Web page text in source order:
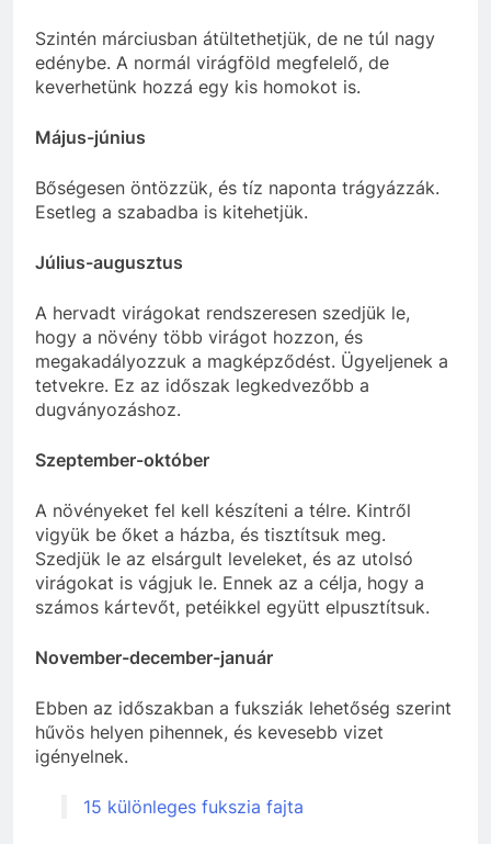
Szintén márciusban átültethetjük, de ne túl nagy
edénybe. A normál virágföld megfelelő, de
keverhetünk hozzá egy kis homokot is.
Május-június
Bőségesen öntözzük, és tíz naponta trágyázzák.
Esetleg a szabadba is kitehetjük.
Július-augusztus
A hervadt virágokat rendszeresen szedjük le,
hogy a növény több virágot hozzon, és
megakadályozzuk a magképződést. Ügyeljenek a
tetvekre. Ez az időszak legkedvezőbb a
dugványozáshoz.
Szeptember-október
A növényeket fel kell készíteni a télre. Kintről
vigyük be őket a házba, és tisztítsuk meg.
Szedjük le az elsárgult leveleket, és az utolsó
virágokat is vágjuk le. Ennek az a célja, hogy a
számos kártevőt, petéikkel együtt elpusztítsuk.
November-december-január
Ebben az időszakban a fuksziák lehetőség szerint
hűvös helyen pihennek, és kevesebb vizet
igényelnek.
15 különleges fukszia fajta